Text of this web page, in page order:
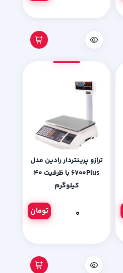
ترازو پرینتردار رادین مدل
۶۷۰۰Plus با ظرفیت ۴۰
کیلوگرم
تومان